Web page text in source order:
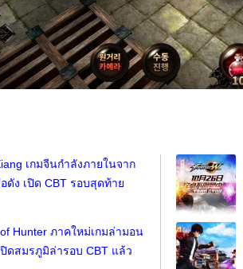
เกมจีนกำลังภายในจาก
ดัง เปิด CBT รอบสุดท้าย
Hunter ภาคใหม่เกมล่ามอน
ดสมรภูมิล่ารอบ CBT แล้ว